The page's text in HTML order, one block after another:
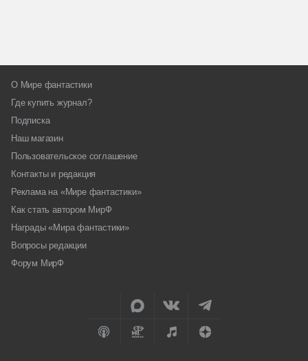
О Мире фантастики
Где купить журнал?
Подписка
Наш магазин
Пользовательское соглашение
Контакты и редакция
Реклама на «Мире фантастики»
Как стать автором МирФ
Награды «Мира фантастики»
Вопросы редакции
Форум МирФ